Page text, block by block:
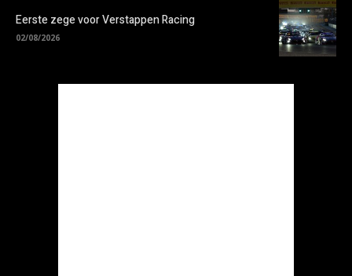
Eerste zege voor Verstappen Racing
02/08/2026